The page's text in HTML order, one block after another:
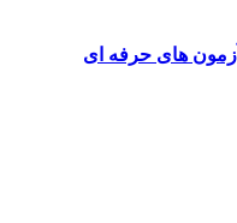
های حرفه ای